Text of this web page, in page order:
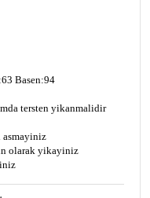
Basen:94
tersten yikanmalidir
asmayiniz
olarak yikayiniz